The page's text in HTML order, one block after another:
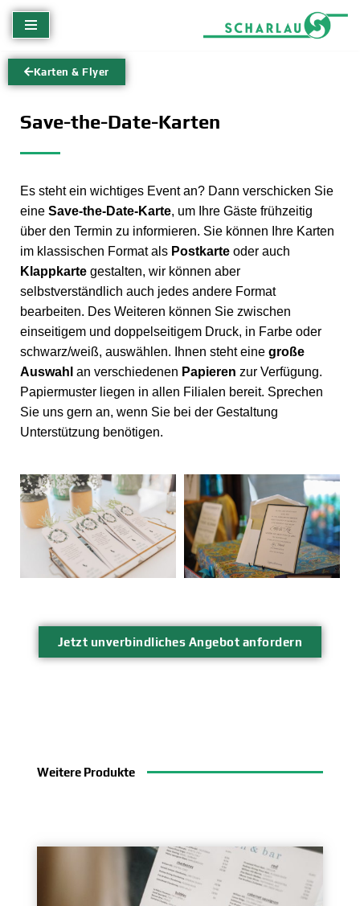
Zum
Inhalt
springen
Karten & Flyer
Save-the-Date-Karten
Es steht ein wichtiges Event an? Dann verschicken Sie
eine Save-the-Date-Karte, um Ihre Gäste frühzeitig
über den Termin zu informieren. Sie können Ihre Karten
im klassischen Format als Postkarte oder auch
Klappkarte gestalten, wir können aber
selbstverständlich auch jedes andere Format
bearbeiten. Des Weiteren können Sie zwischen
einseitigem und doppelseitigem Druck, in Farbe oder
schwarz/weiß, auswählen. Ihnen steht eine große
Auswahl an verschiedenen Papieren zur Verfügung.
Papiermuster liegen in allen Filialen bereit. Sprechen
Sie uns gern an, wenn Sie bei der Gestaltung
Unterstützung benötigen.
Jetzt unverbindliches Angebot anfordern
Weitere Produkte